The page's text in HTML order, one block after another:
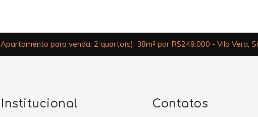
Apartamento para venda, 2 quarto(s), 38m² por R$249.000 - Vila Vera,
Institucional Contatos